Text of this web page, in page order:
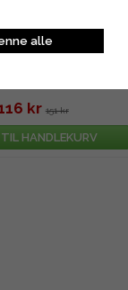
1210 / 19 mm
kr 151 kr
HANDLEKURV
alle